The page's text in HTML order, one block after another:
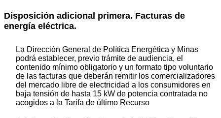
Disposición adicional primera. Facturas de
energía eléctrica.
La Dirección General de Política Energética y Minas
podrá establecer, previo trámite de audiencia, el
contenido mínimo obligatorio y un formato tipo voluntario
de las facturas que deberán remitir los comercializadores
del mercado libre de electricidad a los consumidores en
baja tensión de hasta 15 kW de potencia contratada no
acogidos a la Tarifa de último Recurso